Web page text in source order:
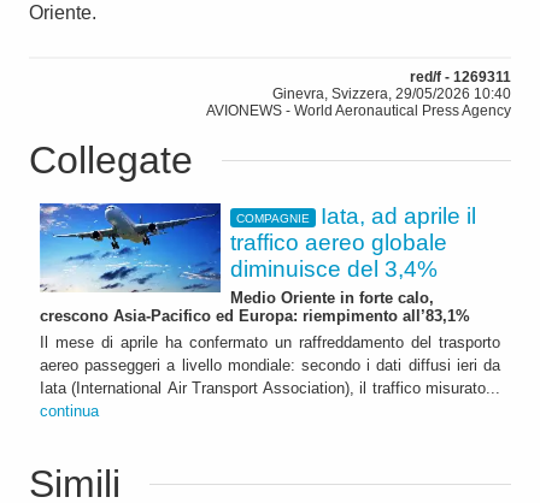
Oriente.
red/f - 1269311
Ginevra, Svizzera, 29/05/2026 10:40
AVIONEWS - World Aeronautical Press Agency
Collegate
COMPAGNIE
Iata, ad aprile il
traffico aereo globale
diminuisce del 3,4%
Medio Oriente in forte calo,
crescono Asia-Pacifico ed Europa: riempimento all’83,1%
Il mese di aprile ha confermato un raffreddamento del trasporto
aereo passeggeri a livello mondiale: secondo i dati diffusi ieri da
Iata (International Air Transport Association), il traffico misurato...
continua
Simili